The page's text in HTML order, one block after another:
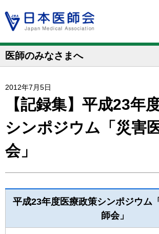
医師のみなさまへ
2012年7月5日
【記録集】平成23年
シンポジウム「災害
会」
平成23年度医療政策シンポジウム
師会」